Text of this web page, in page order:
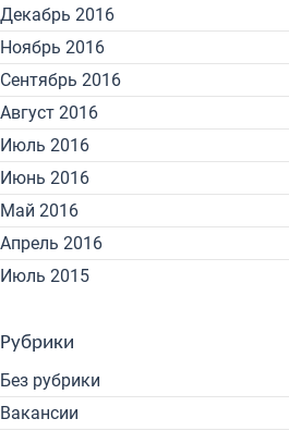
Декабрь 2016
Ноябрь 2016
Сентябрь 2016
Август 2016
Июль 2016
Июнь 2016
Май 2016
Апрель 2016
Июль 2015
Рубрики
Без рубрики
Вакансии